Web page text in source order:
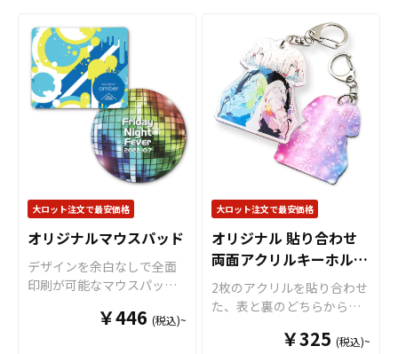
方々が自身のキャラクター
や作品を基に制作する缶バ
ッジは、コレクターズアイ
テムとしても非常に魅力的
です。同人活動を支えるグ
ッズとして、使いやすく高
品質なアイテムを提供しま
対応も可能ですのでご不明
点がありましたら、個人の
お客様から企業・業者のか
た問わずお気軽にご相談く
ださい。 オリジナル缶バッ
なります。予めご了承くだ
さい。
官公庁、またコミケなどの
同人グッズ販売など様々な
業界に人気です。 短納期・
小ロットでの対応も可能で
すのでご不明点がありまし
たら、個人のお客様から企
業・業者のかた問わずお気
軽にご相談ください。
め、イベントやライブ会場
などへの搬入の負担も少な
いのも特徴です。ミニタイ
プは物販会場でのカプセル
トイを使用した販売にも最
適です。 販売に必要な資材
も取り揃えておりますの
で、お客様にはご依頼後に
デザインをご入稿いただく
だけで販売用商品の制作が
可能です。 アニメグッズ、
スポーツグッズ、ライブグ
ッズ、同人やクリエーター
グッズ、観光地のお土産と
いった販売用のグッズとし
てはもちろん、販促品・ノ
ど、様々な用途にお使いい
れており、激しい動きでも
ズレにくい仕様です。カー
ドゲームなどのプレイマッ
トとしても使用することが
できます。表面全面に美し
いプリントが可能ですの
で、お客様のデザインが持
つ世界観を存分に表現する
ことができます。 デスクマ
ットはアニメ、エンタメ、
スポーツ、官公庁、またコ
ミケなどの同人グッズ販売
など様々な業界に人気で
す。 国内生産で短納期、小
おりますので、、個人のお
をご用意。お守りとしては
もちろん、ファッションの
ワンポイントにもなるアイ
テムですので、スポーツチ
ームの応援グッズ以外に
も、アニメグッズやアーテ
ィストグッズなど多用途で
活用します。 表裏全面にフ
ルカラー印刷が可能で、写
真やイラスト、ロゴなどを
キレイに表現することがで
きます。オプションでアク
リルチャームを追加するこ
ともできますので、よりオ
リジナリティを求める方に
オススメです。 販売に必要
すので、お客様にはデザイ
大ロット注文で最安価格
オリジナルマウスパッド
デザインを余白なしで全面
印刷が可能なマウスパッド
ッドは、表面にポリエステ
￥446 (税込)~
大ロット注文で最安価格
オリジナル 貼り合わせ
両面アクリルキーホルダ
ー
2枚のアクリルを貼り合わせ
た、表と裏のどちらからみ
ジナル 貼り合わせ 両面アク
￥325 (税込)~